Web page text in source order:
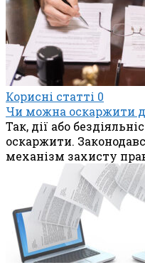
Корисні статті 0
Чи можна оскаржити
Так, дії або
оскаржити.
механізм захисту